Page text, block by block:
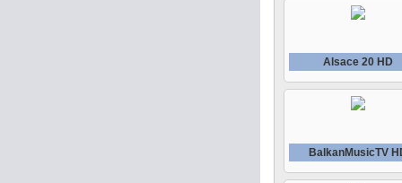
Alsace 20 HD
BalkanMusicTV